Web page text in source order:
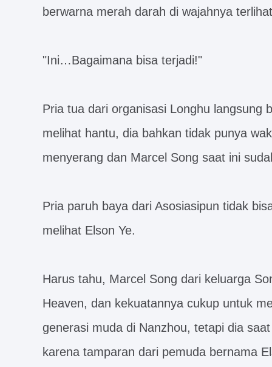
berwarna merah darah di wajahnya
"Ini…Bagaimana bisa terjadi!"
Pria tua dari organisasi Longhu langsung
melihat hantu, dia bahkan tidak punya
menyerang dan Marcel Song saat ini
Pria paruh baya dari Asosiasipun tidak
melihat Elson Ye.
Harus tahu, Marcel Song dari keluarga
Heaven, dan kekuatannya cukup untuk
generasi muda di Nanzhou, tetapi dia
karena tamparan dari pemuda bernama